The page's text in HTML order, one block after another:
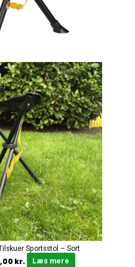
Sportsstol – Sort
kr. Læs mere